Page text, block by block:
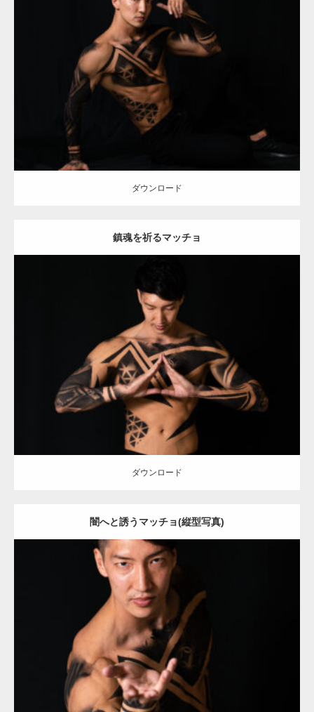
Update: 2021.12.21
アートなマッチョ オレンジの人 AKIHITO(細マッチョ)
筋
ダウンロード
ダウンロード
鎮魂を祈るマッチョ
Update:2021.12.21
アートなマッチョ オレンジの人 AKIHITO(細マッチョ)
ダウンロード
ダウンロード
闇へと誘うマッチョ(縦型写真)
Update:2021.12.21
アートなマッチョ オレンジの人
ダウンロード